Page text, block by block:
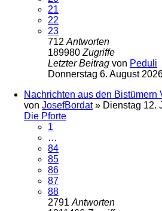
21
22
23
712 Antworten
189980 Zugriffe
Letzter Beitrag von Peduli
Donnerstag 6. August
Nachrichten aus den Bistümern
von JosefBordat» Dienstag 12.
Die Pforte
1
…
84
85
86
87
88
2791 Antworten